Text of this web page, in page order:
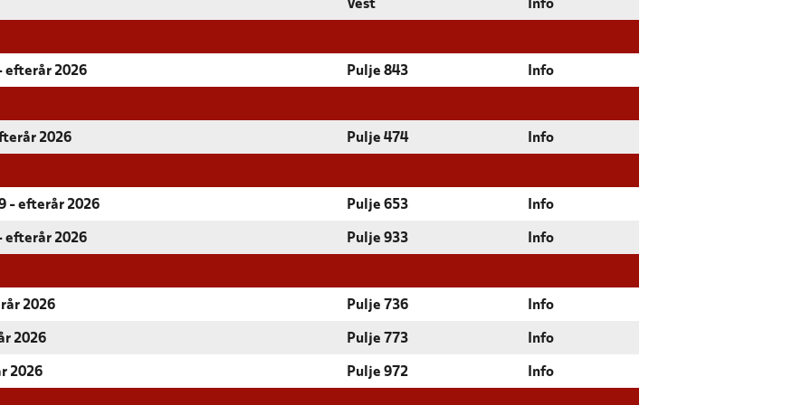
Vest Info
efterår 2026 Pulje 843 Info
2026 Pulje 474 Info
- efterår 2026 Pulje 653 Info
efterår 2026 Pulje 933 Info
2026 Pulje 736 Info
2026 Pulje 773 Info
2026 Pulje 972 Info